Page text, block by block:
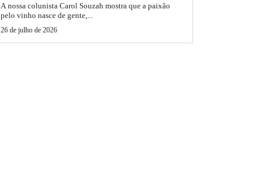
A nossa colunista Carol Souzah mostra que a paixão
pelo vinho nasce de gente,...
26 de julho de 2026